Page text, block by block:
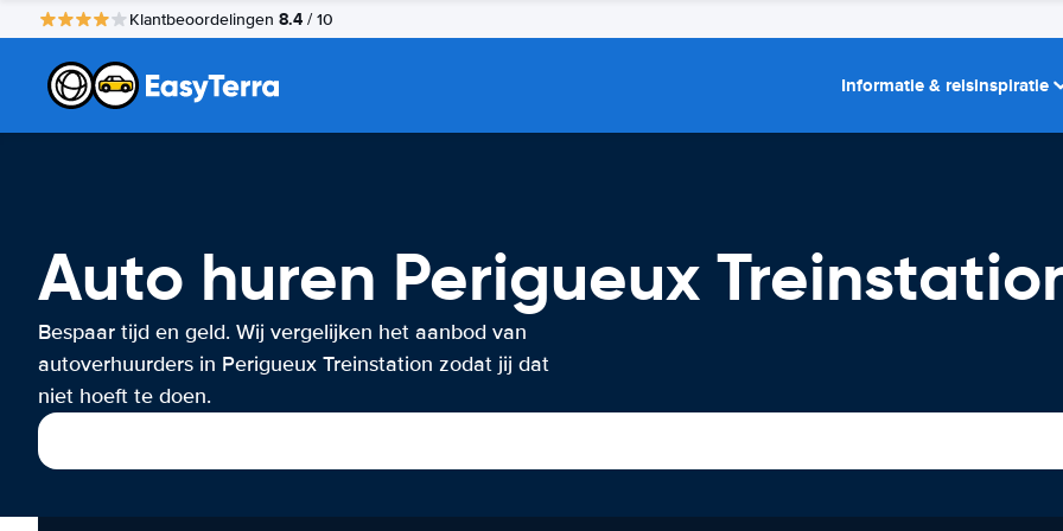
Klantbeoordelingen 8.4 / 10
Informatie & reisinspiratie
Auto huren Perigueux
Bespaar tijd en geld. Wij vergelijken het aanbod van
autoverhuurders in Perigueux Treinstation zodat jij dat
niet hoeft te doen.